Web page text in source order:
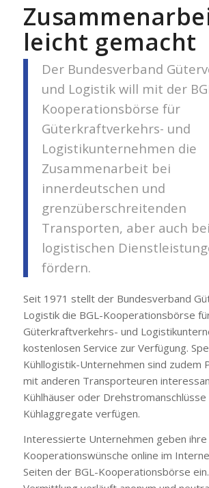
leicht gemacht
Der Bundesverband
und Logistik will mit der
Kooperationsbörse für
Güterkraftverkehrs- und
Logistikunternehmen die
Zusammenarbeit bei
innerdeutschen und
grenzüberschreitenden
Transporten, aber auch bei
logistischen
fördern.
Seit 1971 stellt der Bundesverband
Logistik die BGL-Kooperationsbörse
Güterkraftverkehrs- und
kostenlosen Service zur Verfügung.
Kühllogistik-Unternehmen sind zudem
mit anderen Transporteuren
Kühlhäuser oder Drehstromanschlüsse
Kühlaggregate verfügen.
Interessierte Unternehmen geben ihre
Kooperationswünsche online im
Seiten der BGL-Kooperationsbörse